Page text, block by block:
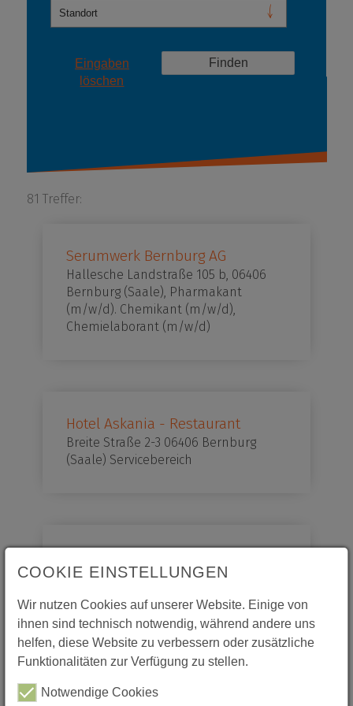
Eingaben
löschen
81 Treffer:
Serumwerk Bernburg AG
Hallesche Landstraße 105 b, 06406
Bernburg (Saale), Pharmakant
(m/w/d). Chemikant (m/w/d),
Chemielaborant (m/w/d)
Hotel Askania - Restaurant
Breite Straße 2-3 06406 Bernburg
(Saale) Servicebereich
Breite Straße 2-3 06406 Bernburg
Hotelkaufleute
COOKIE EINSTELLUNGEN
Wir nutzen Cookies auf unserer Website. Einige von
ihnen sind technisch notwendig, während andere uns
helfen, diese Website zu verbessern oder zusätzliche
Funktionalitäten zur Verfügung zu stellen.
Notwendige Cookies